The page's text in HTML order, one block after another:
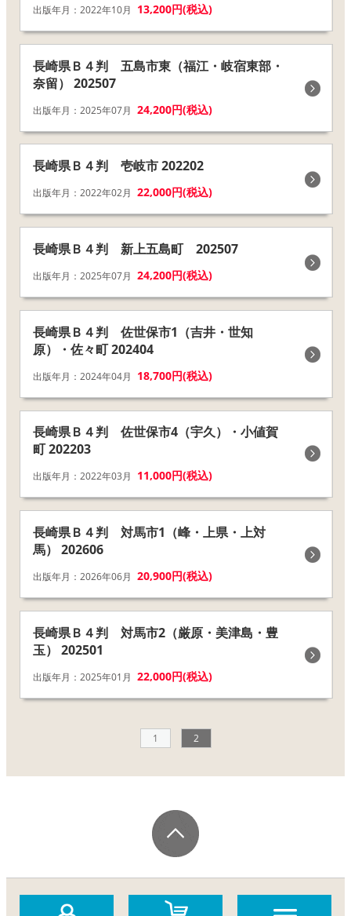
出版年月：2022年10月 13,200円(税込)
長崎県Ｂ４判 五島市東（福江・岐宿東部・
奈留） 202507
出版年月：2025年07月 24,200円(税込)
長崎県Ｂ４判 壱岐市 202202
出版年月：2022年02月 22,000円(税込)
長崎県Ｂ４判 新上五島町 202507
出版年月：2025年07月 24,200円(税込)
長崎県Ｂ４判 佐世保市1（吉井・世知
原）・佐々町 202404
出版年月：2024年04月 18,700円(税込)
長崎県Ｂ４判 佐世保市4（宇久）・小値賀
町 202203
出版年月：2022年03月 11,000円(税込)
長崎県Ｂ４判 対馬市1（峰・上県・上対
馬） 202606
出版年月：2026年06月 20,900円(税込)
長崎県Ｂ４判 対馬市2（厳原・美津島・豊
玉） 202501
出版年月：2025年01月 22,000円(税込)
1 2